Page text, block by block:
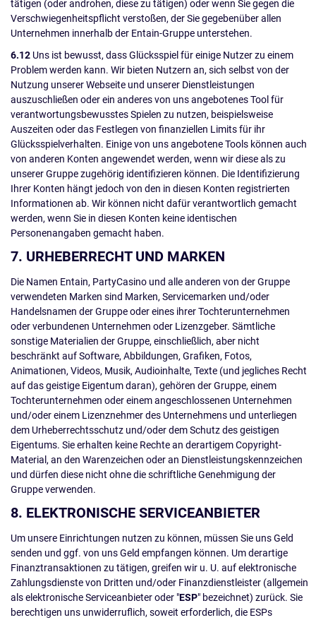
tätigen (oder androhen, diese zu tätigen) oder wenn Sie gegen die
Verschwiegenheitspflicht verstoßen, der Sie gegebenüber allen
Unternehmen innerhalb der Entain-Gruppe unterstehen.
6.12 Uns ist bewusst, dass Glücksspiel für einige Nutzer zu einem
Problem werden kann. Wir bieten Nutzern an, sich selbst von der
Nutzung unserer Webseite und unserer Dienstleistungen
auszuschließen oder ein anderes von uns angebotenes Tool für
verantwortungsbewusstes Spielen zu nutzen, beispielsweise
Auszeiten oder das Festlegen von finanziellen Limits für ihr
Glücksspielverhalten. Einige von uns angebotene Tools können auch
von anderen Konten angewendet werden, wenn wir diese als zu
unserer Gruppe zugehörig identifizieren können. Die Identifizierung
Ihrer Konten hängt jedoch von den in diesen Konten registrierten
Informationen ab. Wir können nicht dafür verantwortlich gemacht
werden, wenn Sie in diesen Konten keine identischen
Personenangaben gemacht haben.
7. URHEBERRECHT UND MARKEN
Die Namen Entain, PartyCasino und alle anderen von der Gruppe
verwendeten Marken sind Marken, Servicemarken und/oder
Handelsnamen der Gruppe oder eines ihrer Tochterunternehmen
oder verbundenen Unternehmen oder Lizenzgeber. Sämtliche
sonstige Materialien der Gruppe, einschließlich, aber nicht
beschränkt auf Software, Abbildungen, Grafiken, Fotos,
Animationen, Videos, Musik, Audioinhalte, Texte (und jegliches Recht
auf das geistige Eigentum daran), gehören der Gruppe, einem
Tochterunternehmen oder einem angeschlossenen Unternehmen
und/oder einem Lizenznehmer des Unternehmens und unterliegen
dem Urheberrechtsschutz und/oder dem Schutz des geistigen
Eigentums. Sie erhalten keine Rechte an derartigem Copyright-
Material, an den Warenzeichen oder an Dienstleistungskennzeichen
und dürfen diese nicht ohne die schriftliche Genehmigung der
Gruppe verwenden.
8. ELEKTRONISCHE SERVICEANBIETER
Um unsere Einrichtungen nutzen zu können, müssen Sie uns Geld
senden und ggf. von uns Geld empfangen können. Um derartige
Finanztransaktionen zu tätigen, greifen wir u. U. auf elektronische
Zahlungsdienste von Dritten und/oder Finanzdienstleister (allgemein
als elektronische Serviceanbieter oder "ESP" bezeichnet) zurück. Sie
berechtigen uns unwiderruflich, soweit erforderlich, die ESPs